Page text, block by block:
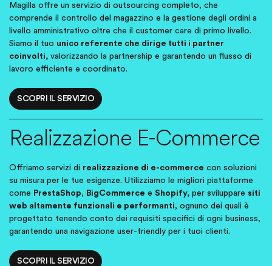
Magilla offre un servizio di outsourcing completo, che
comprende il controllo del magazzino e la gestione degli ordini a
livello amministrativo oltre che il customer care di primo livello.
Siamo il tuo unico referente che dirige tutti i partner
coinvolti, valorizzando la partnership e garantendo un flusso di
lavoro efficiente e coordinato.
SCOPRI IL SERVIZIO
Realizzazione E-Commerce
Offriamo servizi di realizzazione di e-commerce con soluzioni
su misura per le tue esigenze. Utilizziamo le migliori piattaforme
come PrestaShop, BigCommerce e Shopify, per sviluppare siti
web altamente funzionali e performanti, ognuno dei quali è
progettato tenendo conto dei requisiti specifici di ogni business,
garantendo una navigazione user-friendly per i tuoi clienti.
SCOPRI IL SERVIZIO